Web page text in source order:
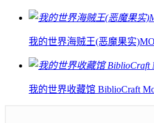
我的世界海贼王(恶魔果实
我的世界收藏馆 BiblioCraft